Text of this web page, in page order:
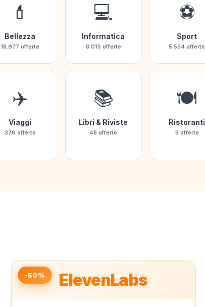
💄
Bellezza
18.977 offerte
💻
Informatica
8.015 offerte
⚽
Sport
5.554 offerte
✈️
Viaggi
376 offerte
📚
Libri & Riviste
48 offerte
🍽️
Ristoranti
3 offerte
ElevenLabs
-50%